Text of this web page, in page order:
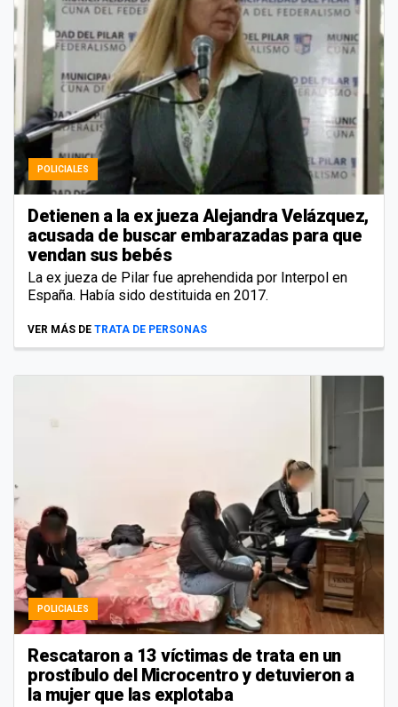
POLICIALES
Detienen a la ex jueza Alejandra Velázquez,
acusada de buscar embarazadas para que
vendan sus bebés
La ex jueza de Pilar fue aprehendida por Interpol en
España. Había sido destituida en 2017.
VER MÁS DE TRATA DE PERSONAS
POLICIALES
Rescataron a 13 víctimas de trata en un
prostíbulo del Microcentro y detuvieron a
la mujer que las explotaba